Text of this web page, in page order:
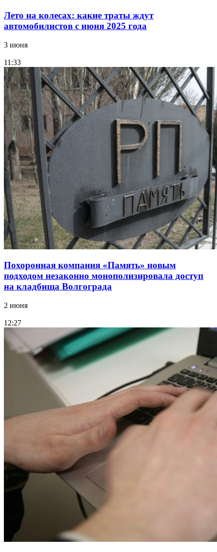
Лето на колесах: какие траты ждут
автомобилистов с июня 2025 года
3 июня
11:33
Похоронная компания «Память» новым
подходом незаконно монополизировала доступ
на кладбища Волгограда
2 июня
12:27